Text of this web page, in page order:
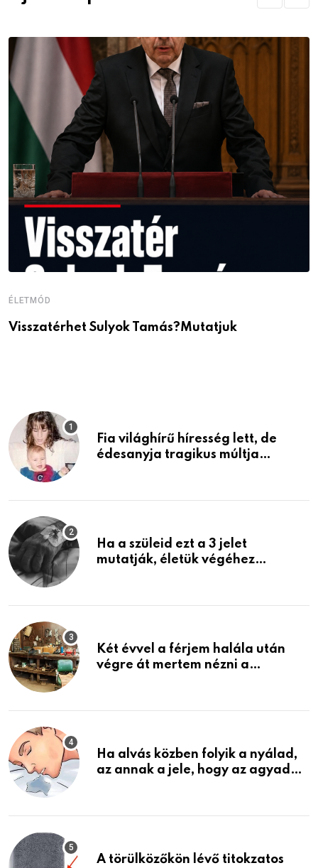
ÉLETMÓD
Visszatérhet Sulyok Tamás?Mutatjuk
Fia világhírű híresség lett, de
édesanyja tragikus múltja
Ha a szüleid ezt a 3 jelet
mutatják, életük végéhez
Két évvel a férjem halála után
végre át mertem nézni a
életemet
Ha alvás közben folyik a nyálad,
az annak a jele, hogy az agyad…
A törülközőkön lévő titokzatos